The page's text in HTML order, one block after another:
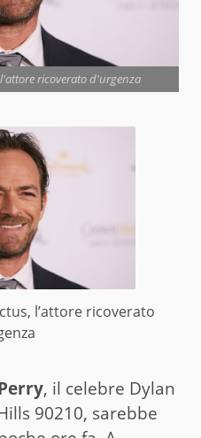
ricoverato d'urgenza
l’attore ricoverato
, il celebre Dylan
90210, sarebbe